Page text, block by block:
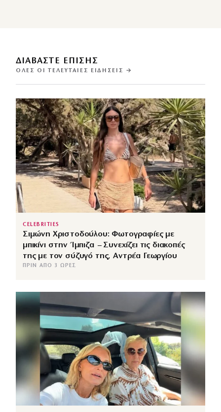
ΔΙΑΒΑΣΤΕ ΕΠΙΣΗΣ
ΌΛΕΣ ΟΙ ΤΕΛΕΥΤΑΊΕΣ ΕΙΔΉΣΕΙΣ →
CELEBRITIES
Σιμώνη Χριστοδούλου: Φωτογραφίες με
μπικίνι στην Ίμπιζα – Συνεχίζει τις διακοπές
της με τον σύζυγό της, Αντρέα Γεωργίου
ΠΡΙΝ ΑΠΌ 3 ΏΡΕΣ